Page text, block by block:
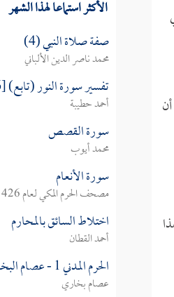
يسعدنا أن
الأكثر استماعا لهذا الشهر
صفة صلاة النبي (4)
محمد ناصر الدين الألباني
تفسير سورة النور (تابع) [6 - 10]
أحمد حطيبة
سورة القصص
محمد أيوب
سورة الأنعام
مصحف الحرم المكي لعام 1426هـ
اختلاط السائق بالمحارم
أحمد القطان
الحرم المدني 1 - عصام البخارى
عصام بخاري